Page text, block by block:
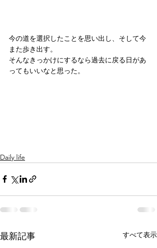
今の道を選択したことを思い出し、そして今
また歩き出す。
そんなきっかけにするなら過去に戻る日があ
ってもいいなと思った。
Daily life
最新記事 すべて表示